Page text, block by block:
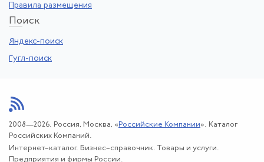
Правила размещения
Поиск
Яндекс-поиск
Гугл-поиск
2008—2026. Россия, Москва, « Российские Компании». Каталог
Российских Компаний.
Интернет–каталог. Бизнес–справочник. Товары и услуги.
Предприятия и фирмы России.